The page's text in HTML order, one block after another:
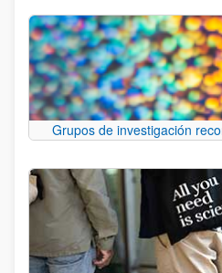
Grupos de investigación